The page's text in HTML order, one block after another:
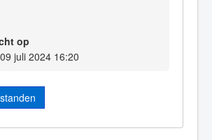
op
juli 2024 16:20